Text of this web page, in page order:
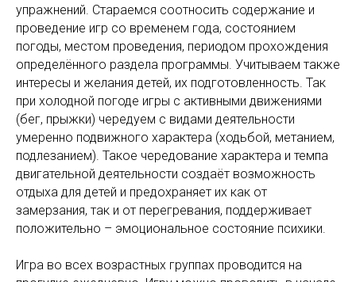
упражнений. Стараемся соотносить содержание и
проведение игр со временем года, состоянием
погоды, местом проведения, периодом прохождения
определённого раздела программы. Учитываем также
интересы и желания детей, их подготовленность. Так
при холодной погоде игры с активными движениями
(бег, прыжки) чередуем с видами деятельности
умеренно подвижного характера (ходьбой, метанием,
подлезанием). Такое чередование характера и темпа
двигательной деятельности создаёт возможность
отдыха для детей и предохраняет их как от
замерзания, так и от перегревания, поддерживает
положительно – эмоциональное состояние психики.
Игра во всех возрастных группах проводится на